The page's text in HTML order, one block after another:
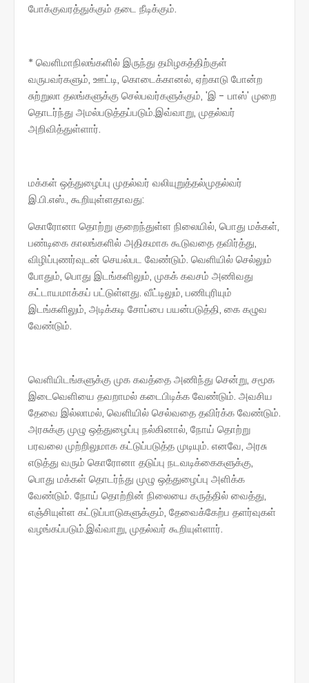
போக்குவரத்துக்கும் தடை நீடிக்கும்.
* வெளிமாநிலங்களில் இருந்து தமிழகத்திற்குள்
வருபவர்களும், ஊட்டி, கொடைக்கானல், ஏற்காடு போன்ற
சுற்றுலா தலங்களுக்கு செல்பவர்களுக்கும், 'இ - பாஸ்' முறை
தொடர்ந்து அமல்படுத்தப்படும்.இவ்வாறு, முதல்வர்
அறிவித்துள்ளார்.
மக்கள் ஒத்துழைப்பு முதல்வர் வலியுறுத்தல்முதல்வர்
இ.பி.எஸ்., கூறியுள்ளதாவது:
கொரோனா தொற்று குறைந்துள்ள நிலையில், பொது மக்கள்,
பண்டிகை காலங்களில் அதிகமாக கூடுவதை தவிர்த்து,
விழிப்புணர்வுடன் செயல்பட வேண்டும். வெளியில் செல்லும்
போதும், பொது இடங்களிலும், முகக் கவசம் அணிவது
கட்டாயமாக்கப் பட்டுள்ளது. வீட்டிலும், பணிபுரியும்
இடங்களிலும், அடிக்கடி சோப்பை பயன்படுத்தி, கை கழுவ
வேண்டும்.
வெளியிடங்களுக்கு முக கவத்தை அணிந்து சென்று, சமூக
இடைவெளியை தவறாமல் கடைபிடிக்க வேண்டும். அவசிய
தேவை இல்லாமல், வெளியில் செல்வதை தவிர்க்க வேண்டும்.
அரசுக்கு முழு ஒத்துழைப்பு நல்கினால், நோய் தொற்று
பரவலை முற்றிலுமாக கட்டுப்படுத்த முடியும். எனவே, அரசு
எடுத்து வரும் கொரோனா தடுப்பு நடவடிக்கைகளுக்கு,
பொது மக்கள் தொடர்ந்து முழு ஒத்துழைப்பு அளிக்க
வேண்டும். நோய் தொற்றின் நிலையை கருத்தில் வைத்து,
எஞ்சியுள்ள கட்டுப்பாடுகளுக்கும், தேவைக்கேற்ப தளர்வுகள்
வழங்கப்படும்.இவ்வாறு, முதல்வர் கூறியுள்ளார்.